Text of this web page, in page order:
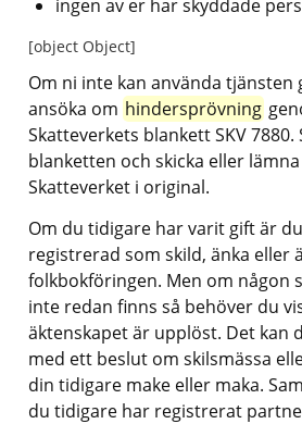
ingen av er har skyddade
[object Object]
Om ni inte kan använda
ansöka om hindersprövning
Skatteverkets blankett SKV
blanketten och skicka eller
Skatteverket i original.
Om du tidigare har varit gift är
registrerad som skild, änka eller
folkbokföringen. Men om någon
inte redan finns så behöver du
äktenskapet är upplöst. Det kan
med ett beslut om skilsmässa
din tidigare make eller maka.
du tidigare har registrerat